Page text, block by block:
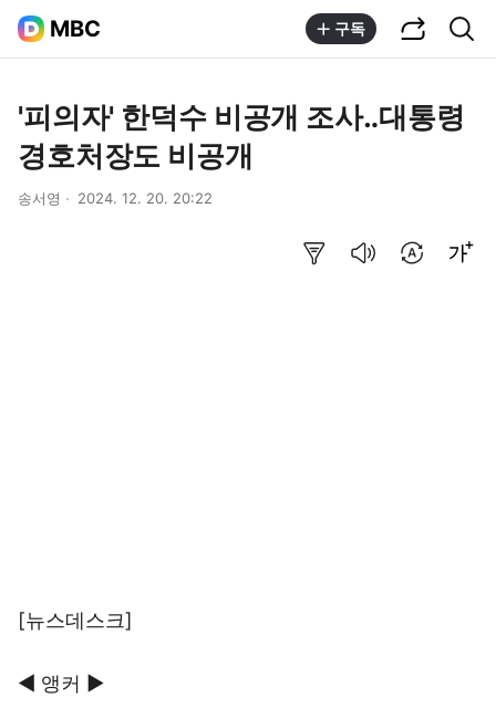
MBC 구독
'피의자' 한덕수 비공개 조사‥대통령
경호처장도 비공개
송서영 2024. 12. 20. 20:22
[뉴스데스크]
◀ 앵커 ▶